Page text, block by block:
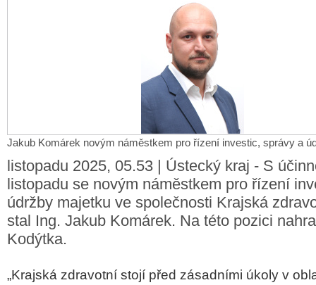
Jakub Komárek novým náměstkem pro řízení investic, správy a
listopadu 2025, 05.53 | Ústecký kraj - S
listopadu se novým náměstkem pro řízení
údržby majetku ve společnosti Krajská
stal Ing. Jakub Komárek. Na této pozici
Kodýtka.
„Krajská zdravotní stojí před zásadními úkoly v